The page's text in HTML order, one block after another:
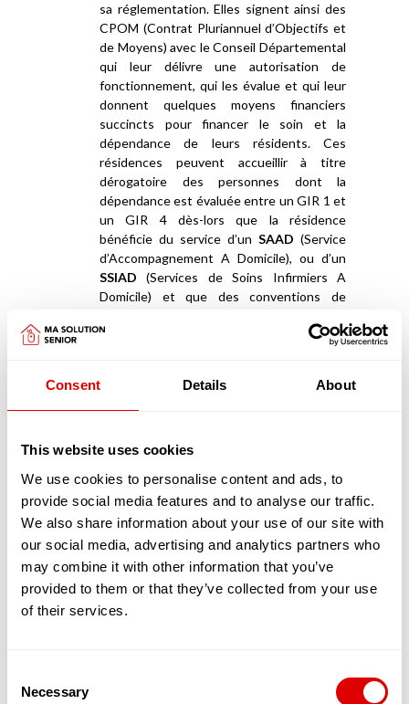
Consent Details About
This website uses cookies
We use cookies to personalise content and ads, to
provide social media features and to analyse our traffic.
We also share information about your use of our site with
our social media, advertising and analytics partners who
may combine it with other information that you’ve
provided to them or that they’ve collected from your use
of their services.
Selection
Necessary
sa réglementation. Elles signent ainsi des
CPOM (Contrat Pluriannuel d’Objectifs et
de Moyens) avec le Conseil Départemental
qui leur délivre une autorisation de
fonctionnement, qui les évalue et qui leur
donnent quelques moyens financiers
succincts pour financer le soin et la
dépendance de leurs résidents. Ces
résidences peuvent accueillir à titre
dérogatoire des personnes dont la
dépendance est évaluée entre un GIR 1 et
un GIR 4 dès-lors que la résidence
bénéficie du service d’un SAAD (Service
d’Accompagnement A Domicile), ou d’un
SSIAD (Services de Soins Infirmiers A
Domicile) et que des conventions de
EHPAD
coliving
La deuxième catégorie de résidences séniors
maisonnées en coliving
Les logements en coliving proposent un habitat
partagé entre une quinzaine de séniors,
maximum. Tous vivent sous le même toit, en
bénéficiant de chambres et de toilettes privées.
En revanche, le salon, la cuisine et la salle de
L’objectif est de favoriser les interactions, le
soutien et l’entraide entre résidents. Ces
de bénéficier d’un service leur permettant de
maintenir une activité physique, sociale et